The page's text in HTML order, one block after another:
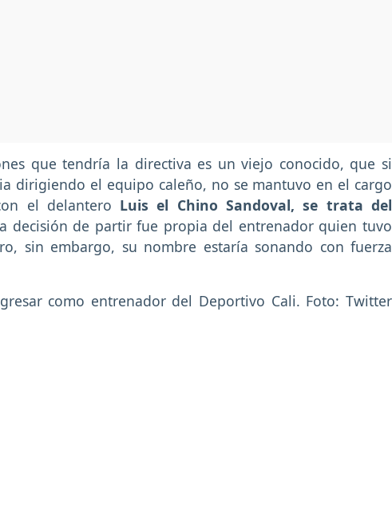
que tendría la directiva es un viejo conocido, que si
dirigiendo el equipo caleño, no se mantuvo en el cargo
el delantero Luis el Chino Sandoval, se trata del
decisión de partir fue propia del entrenador quien tuvo
sin embargo, su nombre estaría sonando con fuerza